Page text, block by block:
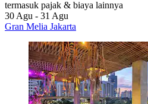
termasuk pajak & biaya lainnya
30 Agu - 31 Agu
Gran Melia Jakarta